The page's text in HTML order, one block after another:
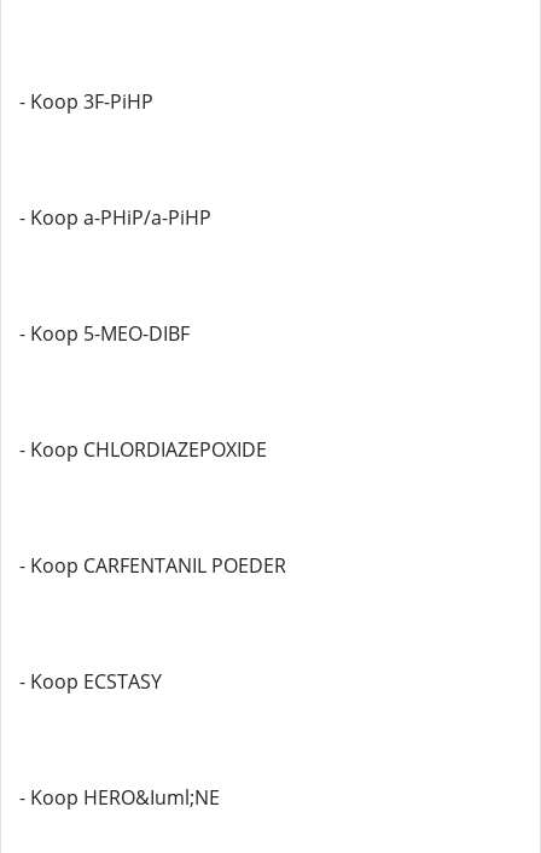
- Koop 3F-PiHP
- Koop a-PHiP/a-PiHP
- Koop 5-MEO-DIBF
- Koop CHLORDIAZEPOXIDE
- Koop CARFENTANIL POEDER
- Koop ECSTASY
- Koop HERO&Iuml;NE